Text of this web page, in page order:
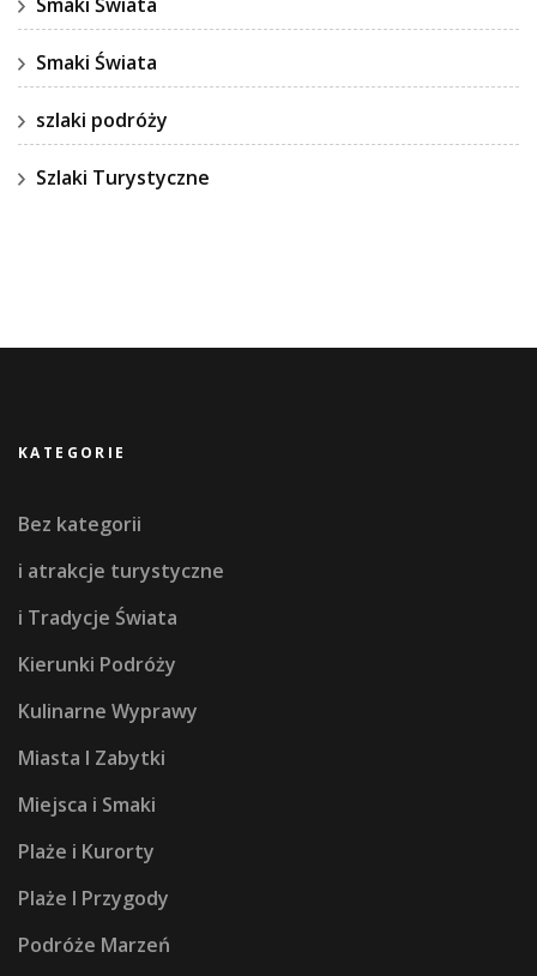
Smaki Świata
szlaki podróży
Szlaki Turystyczne
KATEGORIE
Bez kategorii
i atrakcje turystyczne
i Tradycje Świata
Kierunki Podróży
Kulinarne Wyprawy
Miasta I Zabytki
Miejsca i Smaki
Plaże i Kurorty
Plaże I Przygody
Podróże Marzeń